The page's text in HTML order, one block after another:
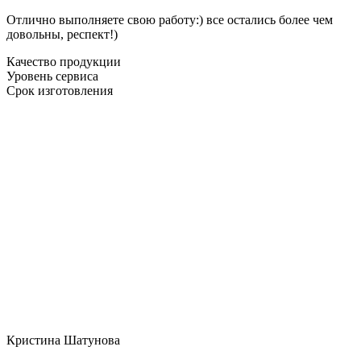
Отлично выполняете свою работу:) все остались более чем
довольны, респект!)
Качество продукции
Уровень сервиса
Срок изготовления
Кристина Шатунова